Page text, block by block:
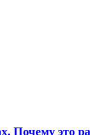
Почему это